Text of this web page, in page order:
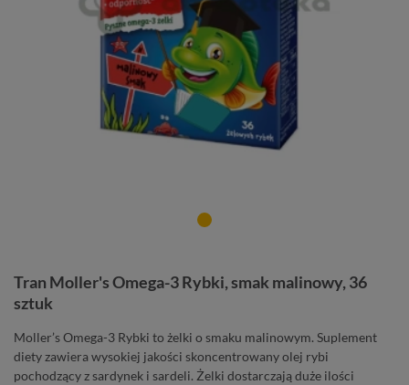
Tran Moller's Omega-3 Rybki, smak malinowy, 36
sztuk
Moller’s Omega-3 Rybki to żelki o smaku malinowym. Suplement
diety zawiera wysokiej jakości skoncentrowany olej rybi
pochodzący z sardynek i sardeli. Żelki dostarczają duże ilości